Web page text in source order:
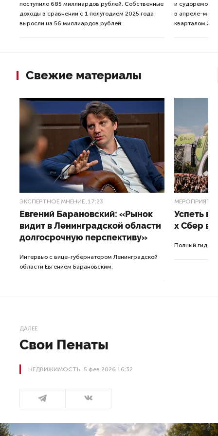
поступило 685 миллиардов рублей. Собственные
доходы в сравнении с 1 полугодием 2025 года
выросли на 56 миллиардов рублей.
и
в апреле-мае
кварталом
Свежие материалы
ЭКСПЕРТНОЕ МНЕНИЕ ,17:23
Евгений Барановский: «Рынок
видит в Ленинградской области
долгосрочную перспективу»
Интервью с вице-губернатором Ленинградской
области Евгением Барановским.
МЕРОПРИЯТИЯ
Успеть
x Сбер в
Полный гид по
ДАЛЕЕ
Свои Пенаты
НЕДВИЖИМОСТЬ 5 фев 2026 16:32